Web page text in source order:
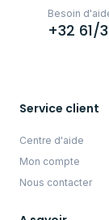
Besoin
+32 61/
Service client
Centre d'aide
Mon compte
Nous contacter